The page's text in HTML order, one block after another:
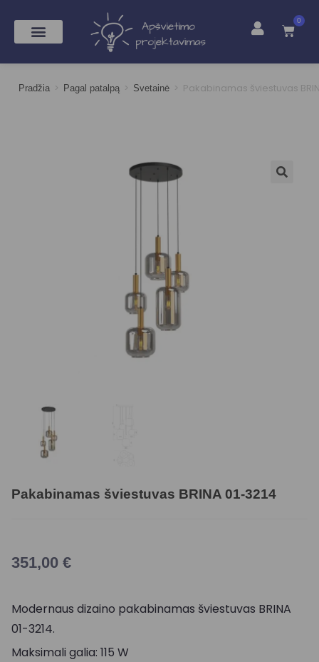
0
Pradžia > Pagal patalpą > Svetainė > Pakabinamas šviestuvas
Pakabinamas šviestuvas BRINA 01-3214
351,00 €
Modernaus dizaino pakabinamas šviestuvas BRINA
01-3214.
Maksimali galia: 115 W